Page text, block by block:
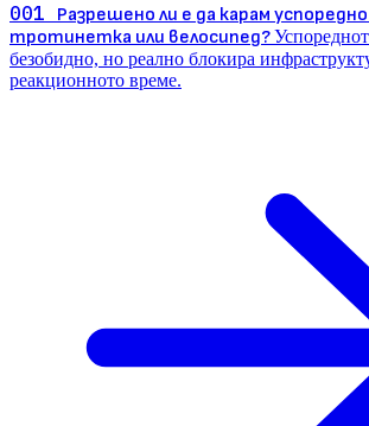
001 Разрешено ли е да карам успоредно
тротинетка или велосипед?
безобидно, но реално блокира
реакционното време.